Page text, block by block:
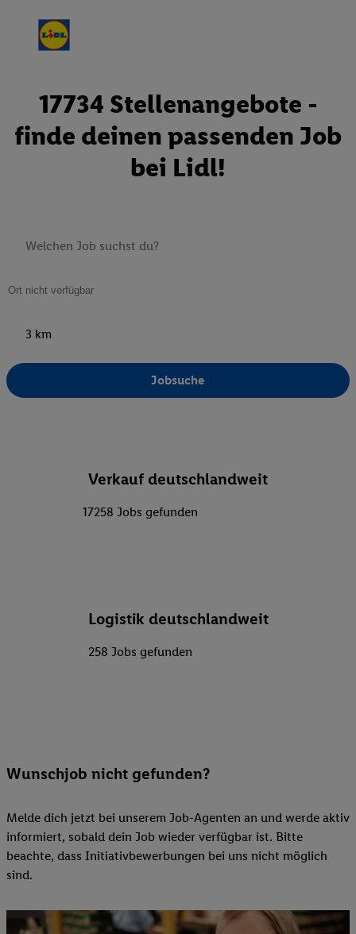
17734 Stellenangebote -
finde deinen passenden Job
bei Lidl!
3 km
Jobsuche
Verkauf deutschlandweit
17258 Jobs gefunden
Logistik deutschlandweit
258 Jobs gefunden
Wunschjob nicht gefunden?
Melde dich jetzt bei unserem Job-Agenten an und werde aktiv
informiert, sobald dein Job wieder verfügbar ist. Bitte
beachte, dass Initiativbewerbungen bei uns nicht möglich
sind.